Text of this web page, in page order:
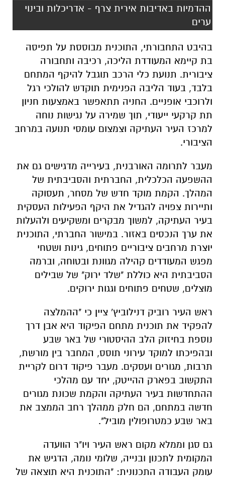
ההדמיות באדיבות אירית צרף - אדריכלות ובינוי
ערים
בהיבט התחבורתי, התוכנית מבוססת על תפיסה
בת קיימא המעודדת הליכה, רכיבה ותחבורה
ציבורית. תנועת כלי הרכב תוגבל להיקף המתחם
בלבד, בעוד הליבה הפנימית תוקדש להולכי רגל
ולרוכבי אופניים. החניה תתאפשר באמצעות חניון
תת קרקעי ייעודי, תוך שמירה על נגישות נוחה
למרכז העיר העתיקה וצמצום עומסי תנועה במרחב
הציבורי.
מעבר לתרומה האורבנית, בעירייה מדגישים גם את
ההשפעה הכלכלית, החברתית והסביבתית של
המהלך. הקמת מוקד חדש של מסחר, תעסוקה
ותיירות צפויה להגדיל את היקף הפעילות העסקית
בעיר העתיקה, למשוך מבקרים ומשקיעים ולהעלות
את ערך הנכסים באזור. במישור החברתי, התוכנית
יוצרת מרחבים ציבוריים פתוחים, גינות ושטחי
מפגש המעודדים קהילה מגוונת ובטוחה, וברמה
הסביבתית היא כוללת "שלד ירוק" של שבילים
מוצלים, שטחים פתוחים וגגות ירוקים.
ראש העיר רוביק דנילוביץ' ציין כי "ההמלצה
להפקיד את תוכנית מתחם הפיקוד היא אבן דרך
נוספת בחיזוק הלב ההיסטורי של באר שבע
ובהפיכתו למוקד עירוני תוסס, המחבר בין מורשת,
תרבות, מגורים ועסקים. מעבר פיקוד דרום לקריית
התקשוב בפארק ההייטק, יחד עם מהלכי
ההתחדשות בעיר העתיקה והקמת שכונת מגורים
חדשה במתחם, הם חלק ממהלך רחב הממצב את
באר שבע כמטרופולין מוביל".
גם סגן וממלא מקום ראש העיר ויו"ר הוועדה
המקומית לתכנון ובנייה, שלומי נומה, הדגיש את
עומק העבודה התכנונית: "התוכנית היא תוצאה של